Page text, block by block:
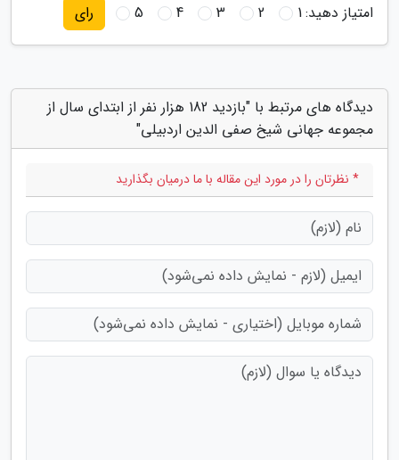
امتیاز دهید:1
2
3
4
5 رای
دیدگاه های مرتبط با "بازدید 182 هزار نفر از ابتدای سال از
مجموعه جهانی شیخ صفی الدین اردبیلی"
* نظرتان را در مورد این مقاله با ما درمیان بگذارید